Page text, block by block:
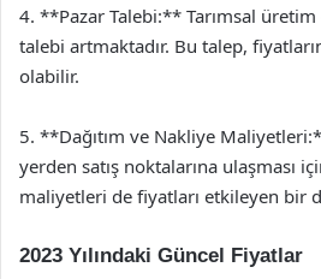
4. **Pazar Talebi:** Tarımsal
talebi artmaktadır. Bu talep,
olabilir.
5. **Dağıtım ve Nakliye
yerden satış noktalarına ulaşması
maliyetleri de fiyatları etkileyen bir
2023 Yılındaki Güncel Fiyatlar